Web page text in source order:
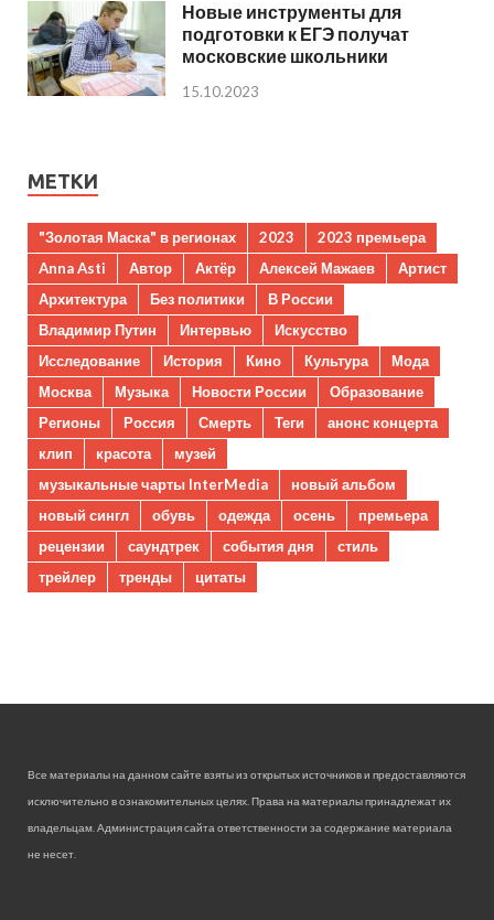
Новые инструменты для
подготовки к ЕГЭ получат
московские школьники
15.10.2023
МЕТКИ
"Золотая Маска" в регионах 2023
2023 премьера
Anna Asti
Автор Актёр Алексей Мажаев
Артист
Архитектура
Без политики
В России
Владимир Путин
Интервью
Искусство
Исследование
История Кино Культура
Мода
Москва
Музыка Новости России
Образование
Регионы
Россия Смерть Теги
анонс концерта
клип
красота
музей
музыкальные чарты InterMedia
новый альбом
новый сингл
обувь одежда осень
премьера
рецензии
саундтрек события дня
стиль
трейлер
тренды цитаты
Все материалы на данном сайте взяты из открытых источников и предоставляются
исключительно в ознакомительных целях. Права на материалы принадлежат их
владельцам. Администрация сайта ответственности за содержание материала
не несет.